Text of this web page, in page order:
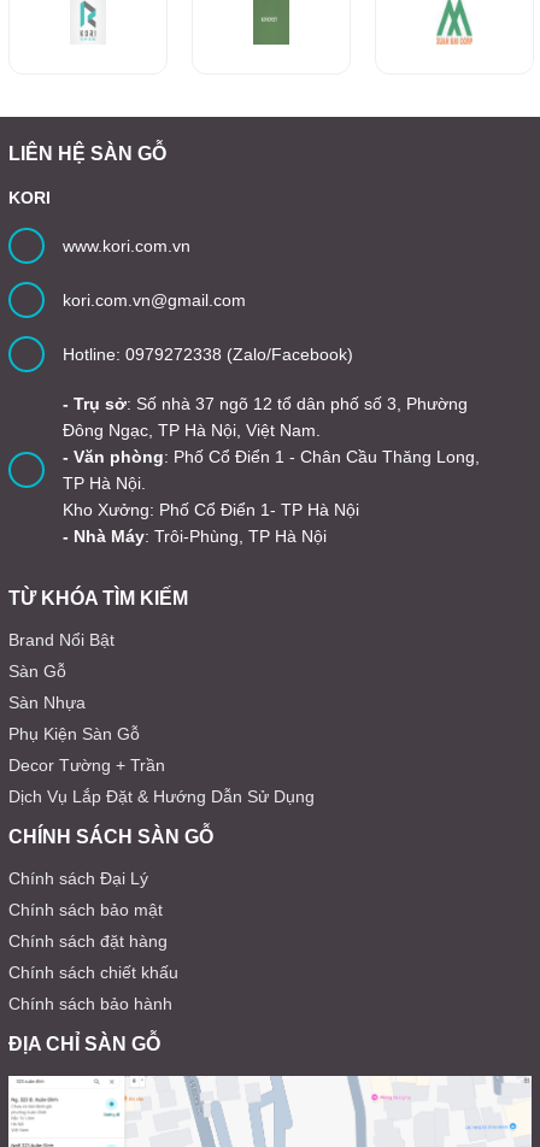
LIÊN HỆ SÀN GỖ
KORI
www.kori.com.vn
kori.com.vn@gmail.com
Hotline: 0979272338 (Zalo/Facebook)
- Trụ sở: Số nhà 37 ngõ 12 tổ dân phố số 3, Phường
Đông Ngạc, TP Hà Nội, Việt Nam.
- Văn phòng: Phố Cổ Điển 1 - Chân Cầu Thăng Long,
TP Hà Nội.
Kho Xưởng: Phố Cổ Điển 1- TP Hà Nội
- Nhà Máy: Trôi-Phùng, TP Hà Nội
TỪ KHÓA TÌM KIẾM
Brand Nổi Bật
Sàn Gỗ
Sàn Nhựa
Phụ Kiện Sàn Gỗ
Decor Tường + Trần
Dịch Vụ Lắp Đặt & Hướng Dẫn Sử Dụng
CHÍNH SÁCH SÀN GỖ
Chính sách Đại Lý
Chính sách bảo mật
Chính sách đặt hàng
Chính sách chiết khấu
Chính sách bảo hành
ĐỊA CHỈ SÀN GỖ